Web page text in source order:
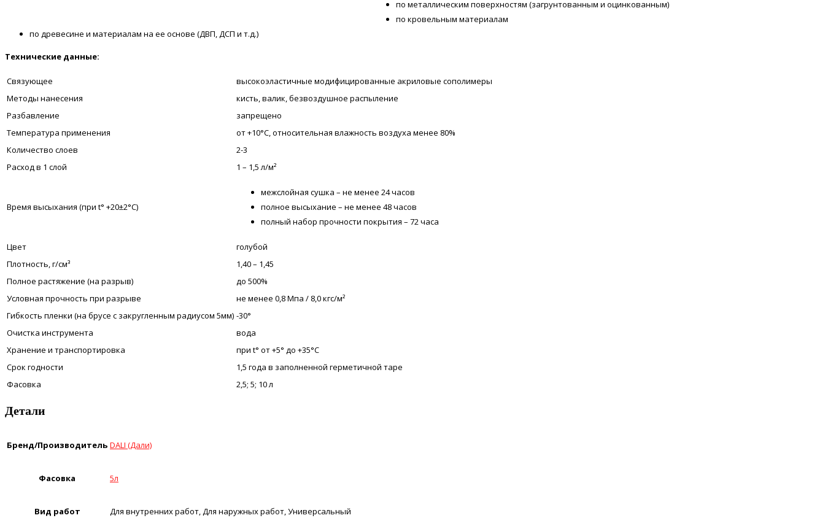
по металлическим поверхностям (загрунтованным и оцинкованным)
по кровельным материалам
по древесине и материалам на ее основе (ДВП, ДСП и т.д.)
Технические данные:
Связующее
высокоэластичные модифицированные акриловые сополимеры
Методы нанесения
кисть, валик, безвоздушное распыление
Разбавление
запрещено
Температура применения
от +10°С, относительная влажность воздуха менее 80%
Количество слоев
2-3
Расход в 1 слой
1 – 1,5 л/м²
Время высыхания (при t° +20±2°C)
межслойная сушка – не менее 24 часов
полное высыхание – не менее 48 часов
полный набор прочности покрытия – 72 часа
Цвет
голубой
Плотность, г/см³
1,40 – 1,45
Полное растяжение (на разрыв)
до 500%
Условная прочность при разрыве
не менее 0,8 Мпа / 8,0 кгс/м²
Гибкость пленки (на брусе с закругленным радиусом 5мм) -30°
Очистка инструмента
вода
Хранение и транспортировка
при t° от +5° до +35°С
Срок годности
1,5 года в заполненной герметичной таре
Фасовка
2,5; 5; 10 л
Детали
Бренд/Производитель DALI (Дали)
Фасовка 5л
Вид работ Для внутренних работ, Для наружных работ, Универсальный